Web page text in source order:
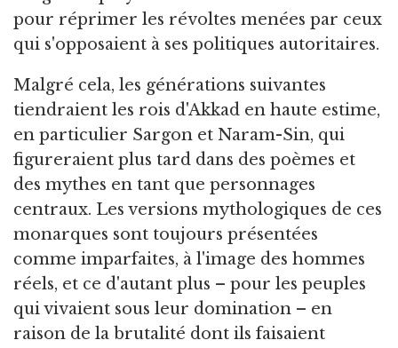
pour réprimer les révoltes menées par ceux
qui s'opposaient à ses politiques autoritaires.
Malgré cela, les générations suivantes
tiendraient les rois d'Akkad en haute estime,
en particulier Sargon et Naram-Sin, qui
figureraient plus tard dans des poèmes et
des mythes en tant que personnages
centraux. Les versions mythologiques de ces
monarques sont toujours présentées
comme imparfaites, à l'image des hommes
réels, et ce d'autant plus – pour les peuples
qui vivaient sous leur domination – en
raison de la brutalité dont ils faisaient